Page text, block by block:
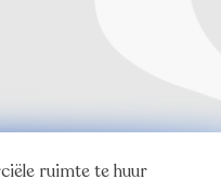
ruimte te huur